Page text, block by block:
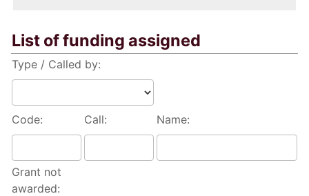
List of funding assigned
Type / Called by:
Code: Call: Name:
Grant not
awarded: